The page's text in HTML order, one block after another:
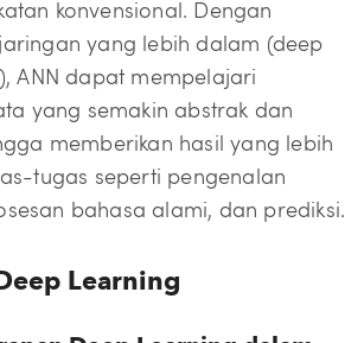
konvensional. Dengan
yang lebih dalam (deep
ANN dapat mempelajari
yang semakin abstrak dan
memberikan hasil yang lebih
tugas seperti pengenalan
bahasa alami, dan prediksi.
Learning